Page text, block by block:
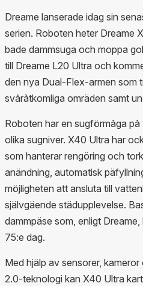
Dreame lanserade idag sin
serien. Roboten heter Dreame
bade dammsuga och moppa
till Dreame L20 Ultra och
den nya Dual-Flex-armen som
svảrảtkomliga omräden samt
Roboten har en sugförmảga
olika sugniver. X40 Ultra har
som hanterar rengöring och
anändning, automatisk
möjligheten att ansluta till
självgäende städupplevelse.
dammpäse som, enligt
75:e dag.
Med hjälp av sensorer,
2.0-teknologi kan X40 Ultra